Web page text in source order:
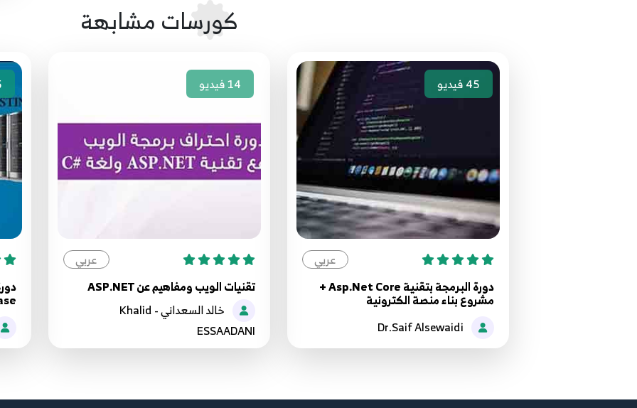
كورسات مشابهة
45فيديو
عربي
دورة البرمجة بتقنية Asp.Net Core +
مشروع بناء منصة الكترونية
14فيديو
عربي
تقنيات الويب ومفاهيم عن ASP.NET
خالد السعداني - Khalid
ESSAADANI